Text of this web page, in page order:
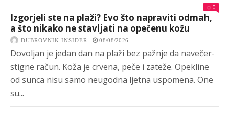
0
Izgorjeli ste na plaži? Evo što napraviti odmah,
a što nikako ne stavljati na opečenu kožu
DUBROVNIK INSIDER 08/08/2026
Dovoljan je jedan dan na plaži bez pažnje da navečer-
stigne račun. Koža je crvena, peče i zateže. Opekline
od sunca nisu samo neugodna ljetna uspomena. One
su...